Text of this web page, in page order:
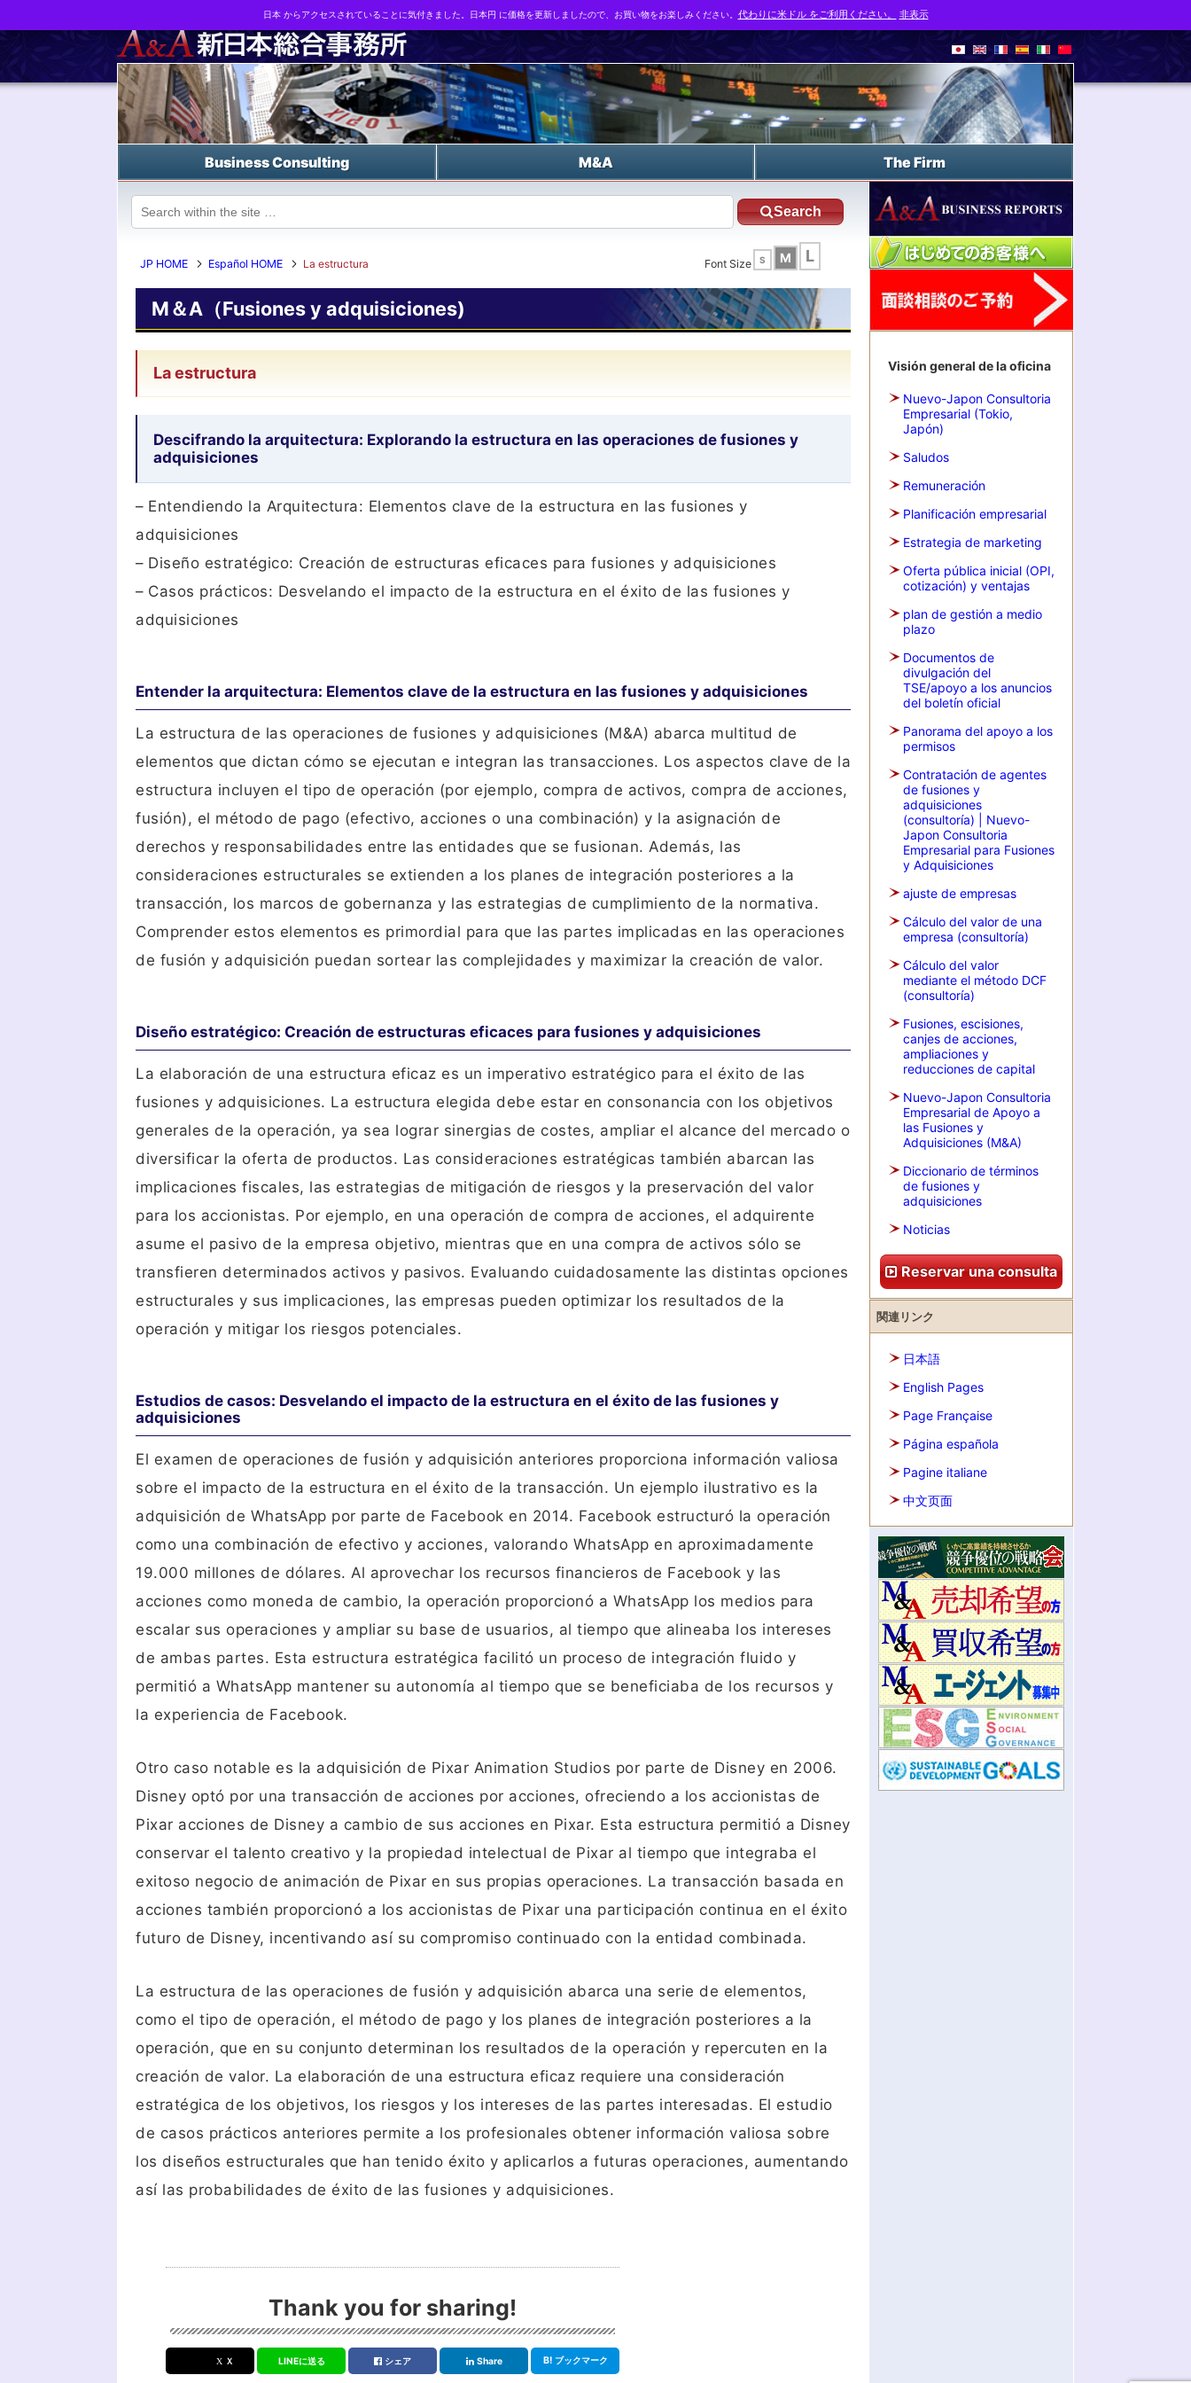
Business strategy reports, business matching and M&A in Japan
Business Consulting M&A The Firm
Search
JP HOME Español HOME La estructura Font Size S M L
M＆A（Fusiones y adquisiciones)
La estructura
Descifrando la arquitectura: Explorando la estructura en las operaciones de fusiones y
adquisiciones
– Entendiendo la Arquitectura: Elementos clave de la estructura en las fusiones y
adquisiciones
– Diseño estratégico: Creación de estructuras eficaces para fusiones y adquisiciones
– Casos prácticos: Desvelando el impacto de la estructura en el éxito de las fusiones y
adquisiciones
Entender la arquitectura: Elementos clave de la estructura en las fusiones y adquisiciones
La estructura de las operaciones de fusiones y adquisiciones (M&A) abarca multitud de
elementos que dictan cómo se ejecutan e integran las transacciones. Los aspectos clave de la
estructura incluyen el tipo de operación (por ejemplo, compra de activos, compra de acciones,
fusión), el método de pago (efectivo, acciones o una combinación) y la asignación de
derechos y responsabilidades entre las entidades que se fusionan. Además, las
consideraciones estructurales se extienden a los planes de integración posteriores a la
transacción, los marcos de gobernanza y las estrategias de cumplimiento de la normativa.
Comprender estos elementos es primordial para que las partes implicadas en las operaciones
de fusión y adquisición puedan sortear las complejidades y maximizar la creación de valor.
Diseño estratégico: Creación de estructuras eficaces para fusiones y adquisiciones
La elaboración de una estructura eficaz es un imperativo estratégico para el éxito de las
fusiones y adquisiciones. La estructura elegida debe estar en consonancia con los objetivos
generales de la operación, ya sea lograr sinergias de costes, ampliar el alcance del mercado o
diversificar la oferta de productos. Las consideraciones estratégicas también abarcan las
implicaciones fiscales, las estrategias de mitigación de riesgos y la preservación del valor
para los accionistas. Por ejemplo, en una operación de compra de acciones, el adquirente
asume el pasivo de la empresa objetivo, mientras que en una compra de activos sólo se
transfieren determinados activos y pasivos. Evaluando cuidadosamente las distintas opciones
estructurales y sus implicaciones, las empresas pueden optimizar los resultados de la
operación y mitigar los riesgos potenciales.
Estudios de casos: Desvelando el impacto de la estructura en el éxito de las fusiones y
adquisiciones
El examen de operaciones de fusión y adquisición anteriores proporciona información valiosa
sobre el impacto de la estructura en el éxito de la transacción. Un ejemplo ilustrativo es la
adquisición de WhatsApp por parte de Facebook en 2014. Facebook estructuró la operación
como una combinación de efectivo y acciones, valorando WhatsApp en aproximadamente
19.000 millones de dólares. Al aprovechar los recursos financieros de Facebook y las
acciones como moneda de cambio, la operación proporcionó a WhatsApp los medios para
escalar sus operaciones y ampliar su base de usuarios, al tiempo que alineaba los intereses
de ambas partes. Esta estructura estratégica facilitó un proceso de integración fluido y
permitió a WhatsApp mantener su autonomía al tiempo que se beneficiaba de los recursos y
la experiencia de Facebook.
Otro caso notable es la adquisición de Pixar Animation Studios por parte de Disney en 2006.
Disney optó por una transacción de acciones por acciones, ofreciendo a los accionistas de
Pixar acciones de Disney a cambio de sus acciones en Pixar. Esta estructura permitió a Disney
conservar el talento creativo y la propiedad intelectual de Pixar al tiempo que integraba el
exitoso negocio de animación de Pixar en sus propias operaciones. La transacción basada en
acciones también proporcionó a los accionistas de Pixar una participación continua en el éxito
futuro de Disney, incentivando así su compromiso continuado con la entidad combinada.
La estructura de las operaciones de fusión y adquisición abarca una serie de elementos,
como el tipo de operación, el método de pago y los planes de integración posteriores a la
operación, que en su conjunto determinan los resultados de la operación y repercuten en la
creación de valor. La elaboración de una estructura eficaz requiere una consideración
estratégica de los objetivos, los riesgos y los intereses de las partes interesadas. El estudio
de casos prácticos anteriores permite a los profesionales obtener información valiosa sobre
los diseños estructurales que han tenido éxito y aplicarlos a futuras operaciones, aumentando
así las probabilidades de éxito de las fusiones y adquisiciones.
Visión general de la oficina
Nuevo-Japon Consultoria
Empresarial (Tokio,
Japón)
Saludos
Remuneración
Planificación empresarial
Estrategia de marketing
Oferta pública inicial (OPI,
cotización) y ventajas
plan de gestión a medio
plazo
Documentos de
divulgación del
TSE/apoyo a los anuncios
del boletín oficial
Panorama del apoyo a los
permisos
Contratación de agentes
de fusiones y
adquisiciones
(consultoría) | Nuevo-
Japon Consultoria
Empresarial para Fusiones
y Adquisiciones
ajuste de empresas
Cálculo del valor de una
empresa (consultoría)
Cálculo del valor
mediante el método DCF
(consultoría)
Fusiones, escisiones,
canjes de acciones,
ampliaciones y
reducciones de capital
Nuevo-Japon Consultoria
Empresarial de Apoyo a
las Fusiones y
Adquisiciones (M&A)
Diccionario de términos
de fusiones y
adquisiciones
Noticias
Reservar una consulta
関連リンク
日本語
English Pages
Page Française
Página española
Pagine italiane
中文页面
Thank you for sharing!
Ｘ LINEに送る シェア Share B! ブックマーク
日本 からアクセスされていることに気付きました。日本円 に価格を更新しましたので、お買い物をお楽しみください。 代わりに米ドル をご利用ください。 非表示